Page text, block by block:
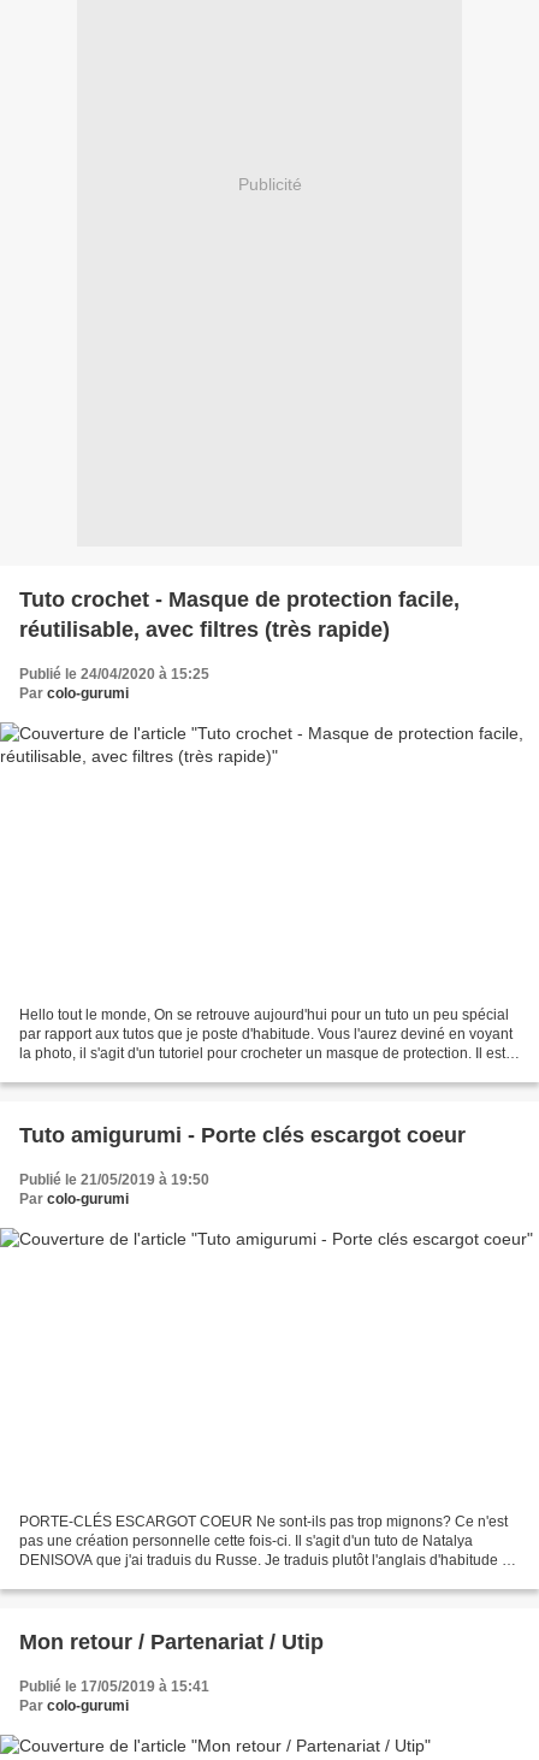
Publicité
Tuto crochet - Masque de protection facile,
réutilisable, avec filtres (très rapide)
Publié le 24/04/2020 à 15:25
Par colo-gurumi
Hello tout le monde, On se retrouve aujourd'hui pour un tuto un peu spécial
par rapport aux tutos que je poste d'habitude. Vous l'aurez deviné en voyant
la photo, il s'agit d'un tutoriel pour crocheter un masque de protection. Il est
Tuto amigurumi - Porte clés escargot coeur
Publié le 21/05/2019 à 19:50
Par colo-gurumi
PORTE-CLÉS ESCARGOT COEUR Ne sont-ils pas trop mignons? Ce n'est
pas une création personnelle cette fois-ci. Il s'agit d'un tuto de Natalya
DENISOVA que j'ai traduis du Russe. Je traduis plutôt l'anglais d'habitude et
Mon retour / Partenariat / Utip
Publié le 17/05/2019 à 15:41
Par colo-gurumi